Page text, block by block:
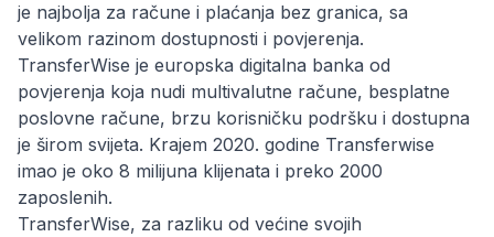
je najbolja za račune i plaćanja bez granica, sa
velikom razinom dostupnosti i povjerenja.
TransferWise je europska digitalna banka od
povjerenja koja nudi multivalutne račune, besplatne
poslovne račune, brzu korisničku podršku i dostupna
je širom svijeta. Krajem 2020. godine Transferwise
imao je oko 8 milijuna klijenata i preko 2000
zaposlenih.
TransferWise, za razliku od većine svojih